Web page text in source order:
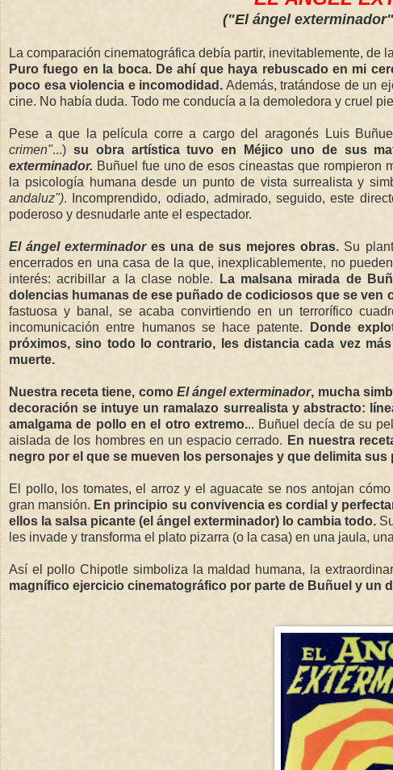
("El ángel
La comparación cinematográfica debía partir, inevitablemente, de
Puro fuego en la boca. De ahí que haya rebuscado en mi
poco esa violencia e incomodidad. Además, tratándose de un
cine. No había duda. Todo me conducía a la demoledora y cruel
Pese a que la película corre a cargo del aragonés Luis
crimen"...) su obra artística tuvo en Méjico uno de sus
exterminador. Buñuel fue uno de esos cineastas que rompieron
la psicología humana desde un punto de vista surrealista y
andaluz"). Incomprendido, odiado, admirado, seguido, este
poderoso y desnudarle ante el espectador.
El ángel exterminadores una de sus mejores obras. Su
encerrados en una casa de la que, inexplicablemente, no
interés: acribillar a la clase noble.
La malsana mirada de
dolencias humanas de ese puñado de codiciosos que se ven
fastuosa y banal, se acaba convirtiendo en un terrorífico
incomunicación entre humanos se hace patente.
Donde
próximos, sino todo lo contrario, les distancia cada vez
muerte.
Nuestra receta tiene, como El ángel exterminador, mucha
decoración se intuye un ramalazo surrealista y abstracto:
amalgama de pollo en el otro extremo... Buñuel decía de su
aislada de los hombres en un espacio cerrado. En nuestra
negro por el que se mueven los personajes y que delimita
El pollo, los tomates, el arroz y el aguacate se nos antojan
gran mansión. En principio su convivencia es cordial y
ellos la salsa picante (el ángel exterminador) lo cambia todo.
les invade y transforma el plato pizarra (o la casa) en una jaula,
Así el pollo Chipotle simboliza la maldad humana, la
magnífico ejercicio cinematográfico por parte de Buñuel y un